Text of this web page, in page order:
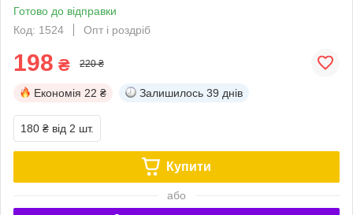
Готово до відправки
Код: 1524
Опт і роздріб
198 ₴ 220 ₴
Економія 22 ₴ Залишилось 39 днів
180 ₴ від 2 шт.
Купити
або